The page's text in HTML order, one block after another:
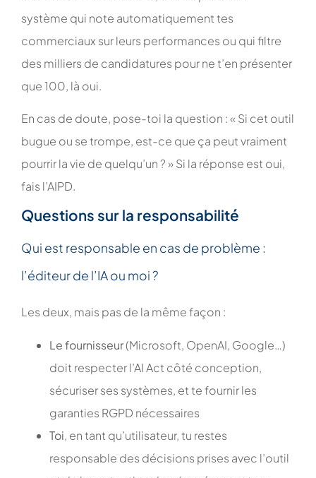
système qui note automatiquement tes
commerciaux sur leurs performances ou qui filtre
des milliers de candidatures pour ne t’en présenter
que 100, là oui.
En cas de doute, pose-toi la question : « Si cet outil
bugue ou se trompe, est-ce que ça peut vraiment
pourrir la vie de quelqu’un ? » Si la réponse est oui,
fais l’AIPD.
Questions sur la responsabilité
Qui est responsable en cas de problème :
l’éditeur de l’IA ou moi ?
Les deux, mais pas de la même façon :
Le fournisseur(Microsoft, OpenAI, Google…)
doit respecter l’AI Act côté conception,
sécuriser ses systèmes, et te fournir les
garanties RGPD nécessaires
Toi, en tant qu’utilisateur, tu restes
responsable des décisions prises avec l’outil